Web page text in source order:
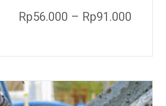
Rp56.000 – Rp91.000